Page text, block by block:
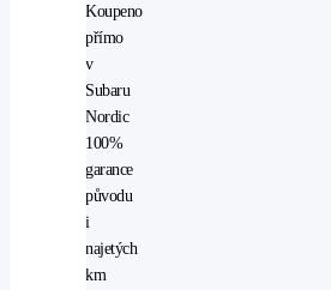
Koupeno
přímo
v
Subaru
Nordic
100%
garance
původu
i
najetých
km